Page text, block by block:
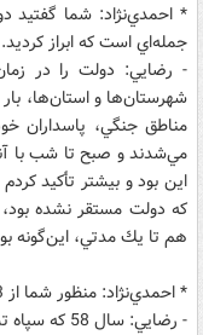
* احمدي‌نژاد‌: شما گفتيد
جمله‌اي است كه ابراز كرديد.
- ‌رضايي‌: دولت را در
شهرستان‌ها و استان‌‌ها،
مناطق جنگي‌، پاسداران
مي‌شدند و صبح تا شب با
اين بود و بيشتر تأكيد
كه دولت مستقر نشده بود،
هم تا يك مدتي، اين‌گونه
* احمدي‌نژاد‌: منظور شما از 3 سال اول انقلاب، چه زماني است؟
- ‌رضايي‌: سال 58 كه سپاه تشكيل شد و همان اوايل 1358.